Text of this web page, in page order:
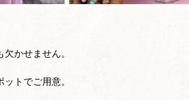
かせません。
トでご用意。